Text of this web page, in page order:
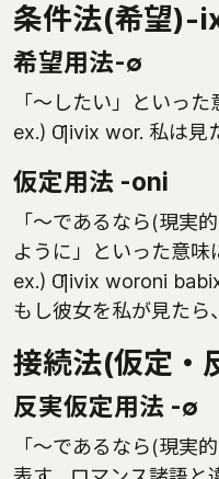
条件法(希望)-
希望用法-∅
「～したい」といった
ex.) Ƣivix wor. 私は見
仮定用法 -oni
「～であるなら(現実
ように」といった意味
ex.) Ƣivix woroni
もし彼女を私が見たら
接続法(仮定・
反実仮定用法 -∅
「～であるなら(現実